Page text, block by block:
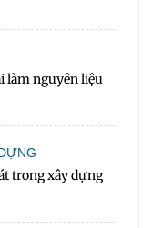
làm nguyên liệu
trong xây dựng